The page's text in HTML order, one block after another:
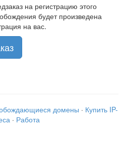
на регистрацию этого
будет произведена
на вас.
домены · Купить IP-
· Работа